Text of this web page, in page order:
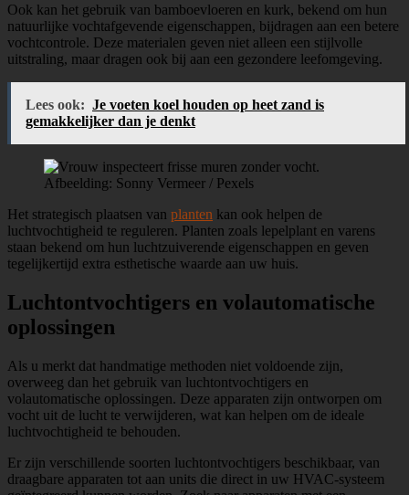
Ook kan het gebruik van bamboevloeren en kurk, bekend om hun
natuurlijke vochtafgevende eigenschappen, bijdragen aan een betere
vochtcontrole. Deze materialen geven niet alleen een stijlvolle
uitstraling, maar dragen ook bij aan een gezondere leefomgeving.
Lees ook: Je voeten koel houden op heet zand is
gemakkelijker dan je denkt
Afbeelding: Sonny Vermeer / Pexels
Het strategisch plaatsen van planten kan ook helpen de
luchtvochtigheid te reguleren. Planten zoals lepelplant en varens
staan bekend om hun luchtzuiverende eigenschappen en geven
tegelijkertijd extra esthetische waarde aan uw huis.
Luchtontvochtigers en volautomatische
oplossingen
Als u merkt dat handmatige methoden niet voldoende zijn,
overweeg dan het gebruik van luchtontvochtigers en
volautomatische oplossingen. Deze apparaten zijn ontworpen om
vocht uit de lucht te verwijderen, wat kan helpen om de ideale
luchtvochtigheid te behouden.
Er zijn verschillende soorten luchtontvochtigers beschikbaar, van
draagbare apparaten tot aan units die direct in uw HVAC-systeem